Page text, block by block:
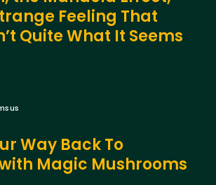
Feeling That
Quite What It Seems
Way Back To
Magic Mushrooms